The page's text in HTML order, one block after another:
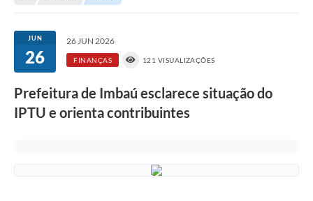
JUN
26
26 JUN 2026
FINANÇAS 121 VISUALIZAÇÕES
Prefeitura de Imbaú esclarece situação do
IPTU e orienta contribuintes